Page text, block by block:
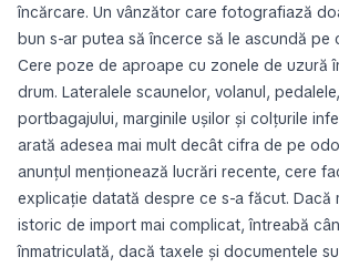
încărcare. Un vânzător care fotografiază
bun s-ar putea să încerce să le ascundă pe
Cere poze de aproape cu zonele de uzură
drum. Lateralele scaunelor, volanul,
portbagajului, marginile ușilor și colțurile
arată adesea mai mult decât cifra de pe
anunțul menționează lucrări recente, cere
explicație datată despre ce s-a făcut. Dacă
istoric de import mai complicat, întreabă
înmatriculată, dacă taxele și documentele